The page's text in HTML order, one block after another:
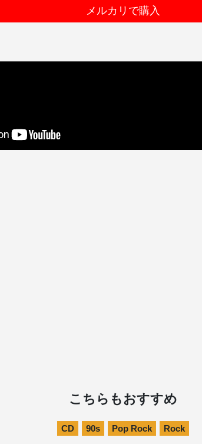
メルカリで購入
こちらもおすすめ
CD 90s Pop Rock Rock